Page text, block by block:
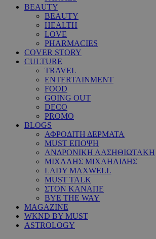
BEAUTY
BEAUTY
HEALTH
LOVE
PHARMACIES
COVER STORY
CULTURE
TRAVEL
ENTERTAINMENT
FOOD
GOING OUT
DECO
PROMO
BLOGS
ΑΦΡΟΔΙΤΗ ΔΕΡΜΑΤΑ
MUST ΕΠΟΨΗ
ΑΝΔΡΟΝΙΚΗ ΛΑΣΗΘΙΩΤΑΚΗ
ΜΙΧΑΛΗΣ ΜΙΧΑΗΛΙΔΗΣ
LADY MAXWELL
MUST TALK
ΣΤΟΝ ΚΑΝΑΠΕ
BYE THE WAY
MAGAZINE
WKND BY MUST
ASTROLOGY